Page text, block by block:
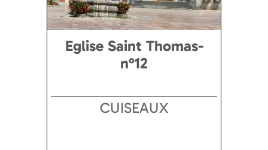
Eglise Saint Thomas-
n°12
CUISEAUX